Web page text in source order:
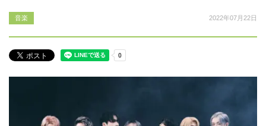
音楽 2022年07月22日